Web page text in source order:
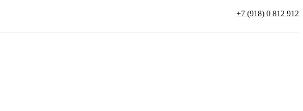
+7 (918) 0 812 912